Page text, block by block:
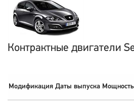
Контрактные двигатели
Модификация Даты выпуска